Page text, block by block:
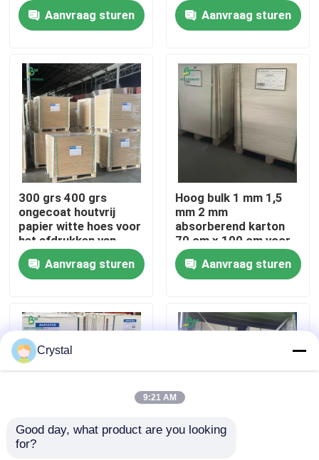
Producten
Over ons
Fabrieksreis
Kwaliteitscontrole
Contacteer ons
nieuws
Alle Gevallen
CAD Plotterdocument
NCR-papier zonder koolstof
Aanvraag sturen
Aanvraag sturen
300 grs 400 grs
ongecoat houtvrij
papier witte hoes voor
het afdrukken van
uitnodigingskaarten
Aanvraag sturen
Hoog bulk 1 mm 1,5
mm 2 mm
absorberend karton
70 cm x 100 cm voor
het maken van
papieren coasters
Aanvraag sturen
60pt 80pt Aan beide
Crystal
9:21 AM
Good day, what product are you looking
for?